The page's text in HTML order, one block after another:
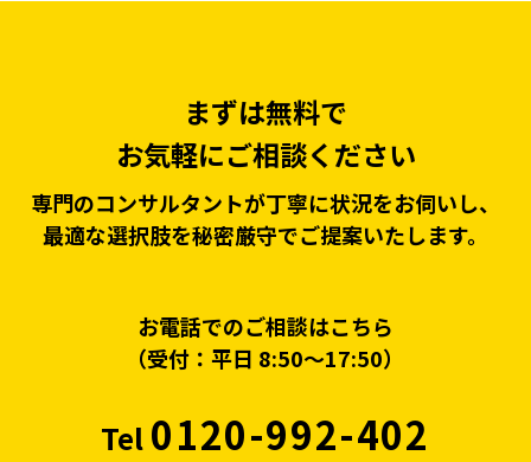
まずは無料で
お気軽にご相談ください
専門のコンサルタントが丁寧に状況をお伺いし、
最適な選択肢を秘密厳守でご提案いたします。
お電話でのご相談はこちら
（受付：平日 8:50〜17:50）
Tel0120-992-402